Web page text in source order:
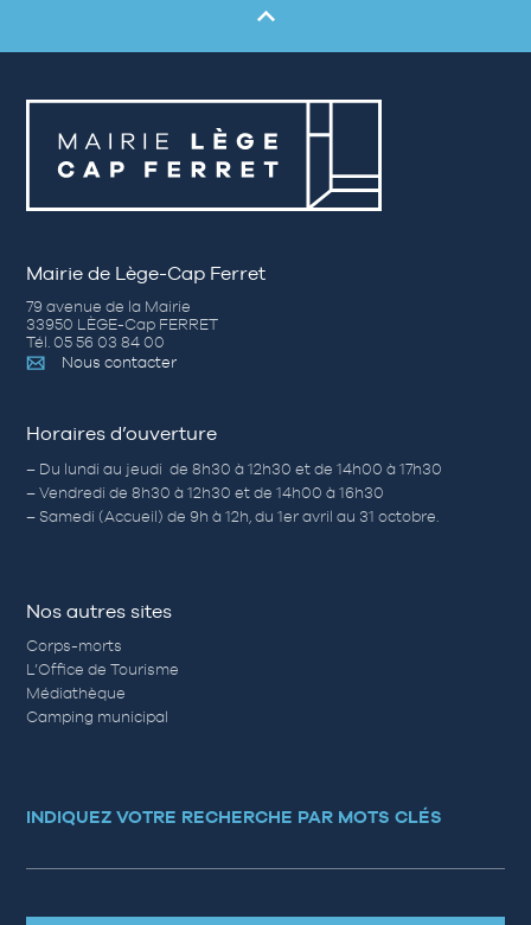
Mairie de Lège-Cap Ferret
79 avenue de la Mairie
33950 LÈGE-Cap FERRET
Tél. 05 56 03 84 00
Nous contacter
Horaires d’ouverture
– Du lundi au jeudi de 8h30 à 12h30 et de 14h00 à 17h30
– Vendredi de 8h30 à 12h30 et de 14h00 à 16h30
– Samedi (Accueil) de 9h à 12h, du 1er avril au 31 octobre.
Nos autres sites
Corps-morts
L’Office de Tourisme
Médiathèque
Camping municipal
INDIQUEZ VOTRE RECHERCHE PAR MOTS CLÉS